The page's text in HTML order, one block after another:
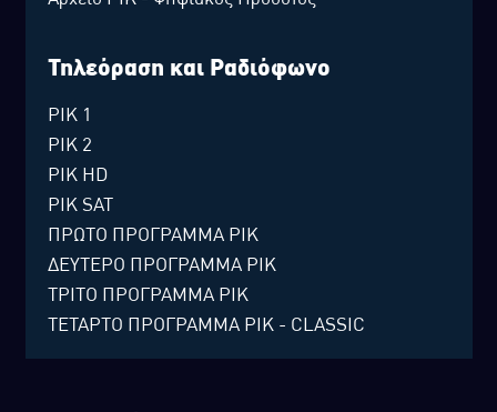
Τηλεόραση και Ραδιόφωνο
ΡΙΚ 1
ΡΙΚ 2
ΡΙΚ HD
ΡΙΚ SAT
ΠΡΩΤΟ ΠΡΟΓΡΑΜΜΑ ΡΙΚ
ΔΕΥΤΕΡΟ ΠΡΟΓΡΑΜΜΑ ΡΙΚ
ΤΡΙΤΟ ΠΡΟΓΡΑΜΜΑ ΡΙΚ
ΤΕΤΑΡΤΟ ΠΡΟΓΡΑΜΜΑ ΡΙΚ - CLASSIC